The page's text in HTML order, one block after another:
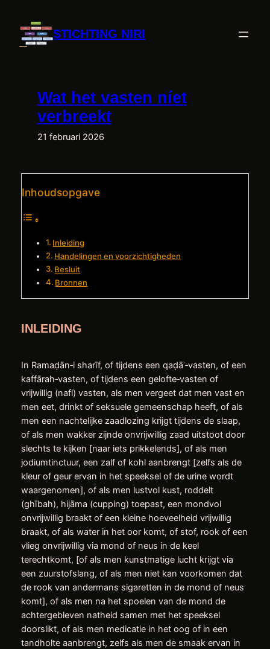
naar
STICHTING NIRI
Wat het vasten níet
verbreekt
21 februari 2026
Inhoudsopgave
Inleiding
Handelingen en voorzichtigheden
Besluit
Bronnen
INLEIDING
In Ramaḍān‑i sharīf, of tijdens een qaḍāʾ‑vasten, of een
kaffārah‑vasten, of tijdens een gelofte‑vasten of
vrijwillig (nafl) vasten, als men vergeet dat men vast en
men eet, drinkt of seksuele gemeenschap heeft, of als
men een nachtelijke zaadlozing krijgt tijdens de slaap,
of als men wakker zijnde onvrijwillig zaad uitstoot door
slechts te kijken [naar iets prikkelends], of als men
jodiumtinctuur, een zalf of kohl aanbrengt [zelfs als de
kleur of geur ervan in het speeksel of de urine wordt
waargenomen], of als men lustvol kust, roddelt
(ghībah), hijāma (cupping) toepast, een mondvol
onvrijwillig braakt of een kleine hoeveelheid vrijwillig
braakt, of als water in het oor komt, of stof, rook of een
vlieg onvrijwillig via mond of neus in de keel
terechtkomt, [of als men kunstmatige lucht krijgt via
een zuurstofslang, of als men niet kan voorkomen dat
de rook van andermans sigaretten in de mond of neus
komt], of als men na het spoelen van de mond de
achtergebleven natheid samen met het speeksel
doorslikt, of als men medicatie in het oog of in een
tandholte aanbrengt, zelfs als men de smaak ervan in